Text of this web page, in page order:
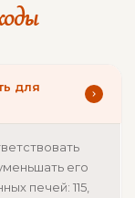
для
его
печей: 115,